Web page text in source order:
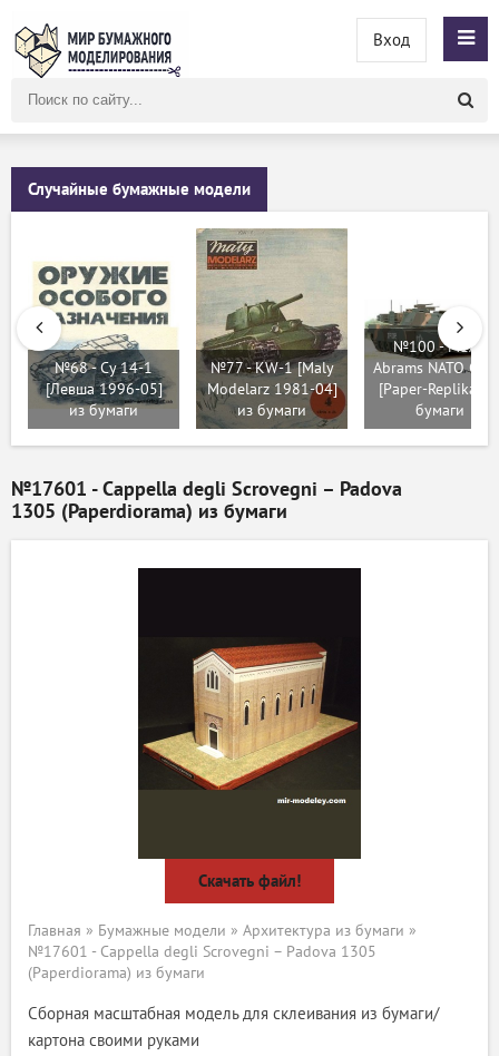
сайту
Вход
Случайные бумажные модели
№68 - Су 14-1
[Левша 1996-05]
из бумаги
№77 - KW-1 [Maly
Modelarz 1981-04]
из бумаги
№100 - M1A1
Abrams NATO
[Paper-Replika]
бумаги
№17601 - Cappella degli Scrovegni – Padova
1305 (Paperdiorama) из бумаги
Скачать файл!
Главная » Бумажные модели » Архитектура из бумаги »
№17601 - Cappella degli Scrovegni – Padova 1305
(Paperdiorama) из бумаги
Сборная масштабная модель для склеивания из бумаги/
картона своими руками